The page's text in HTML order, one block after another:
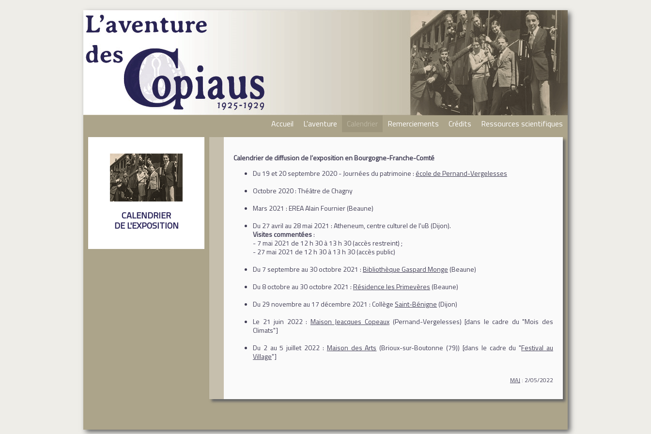
Ressources scientifiques
Crédits
Remerciements
Calendrier
L'aventure
Accueil
CALENDRIER
DE L'EXPOSITION
Calendrier de diffusion de l’exposition en Bourgogne-Franche-Comté
Du 19 et 20 septembre 2020 - Journées du patrimoine : école de Pernand-Vergelesses
Octobre 2020 : Théâtre de Chagny
Mars 2021 : EREA Alain Fournier (Beaune)
Du 27 avril au 28 mai 2021 : Atheneum, centre culturel de l'uB (Dijon).
Visites commentées:
- 7 mai 2021 de 12 h 30 à 13 h 30 (accès restreint) ;
- 27 mai 2021 de 12 h 30 à 13 h 30 (accès public)
Du 7 septembre au 30 octobre 2021 :Bibliothèque Gaspard Monge (Beaune)
Du 8 octobre au 30 octobre 2021 :Résidence les Primevères (Beaune)
Du 29 novembre au 17 décembre 2021 : Collège Saint-Bénigne (Dijon)
Le 21 juin 2022 : Maison Jeacques Copeaux (Pernand-Vergelesses) [dans le cadre du "Mois des
Climats"]
Du 2 au 5 juillet 2022 : Maison des Arts (Brioux-sur-Boutonne (79)) [dans le cadre du "Festival au
Village"]
MAJ : 2/05/2022